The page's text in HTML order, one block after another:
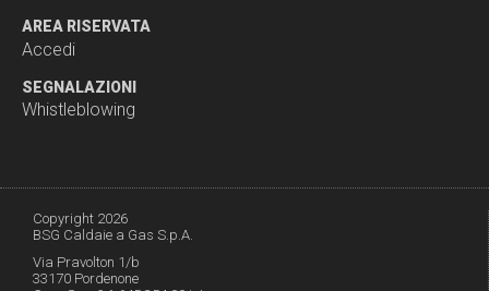
AREA RISERVATA
Accedi
SEGNALAZIONI
Whistleblowing
Copyright 2026
BSG Caldaie a Gas S.p.A.
Via Pravolton 1/b
33170 Pordenone